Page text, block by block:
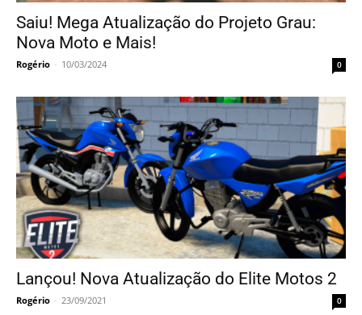
Saiu! Mega Atualização do Projeto Grau:
Nova Moto e Mais!
Rogério - 10/03/2024 0
Lançou! Nova Atualização do Elite Motos 2
Rogério - 23/09/2021 0